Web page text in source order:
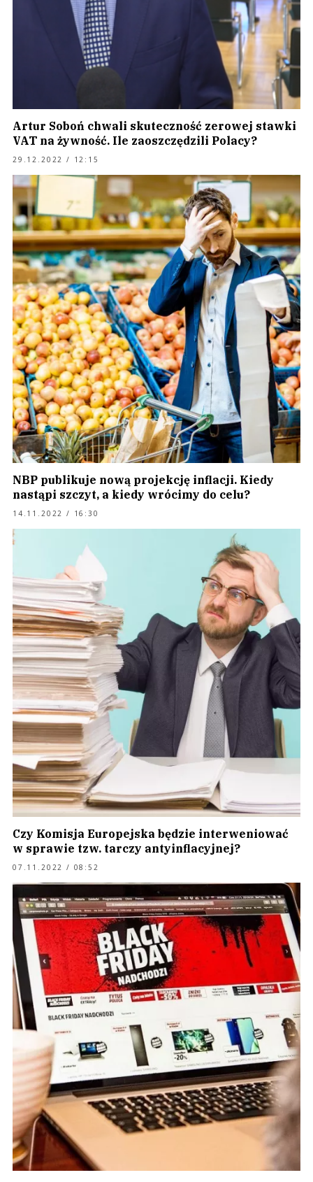
Artur Soboń chwali skuteczność zerowej stawki
VAT na żywność. Ile zaoszczędzili Polacy?
29.12.2022 / 12:15
NBP publikuje nową projekcję inflacji. Kiedy
nastąpi szczyt, a kiedy wrócimy do celu?
14.11.2022 / 16:30
Czy Komisja Europejska będzie interweniować
w sprawie tzw. tarczy antyinflacyjnej?
07.11.2022 / 08:52